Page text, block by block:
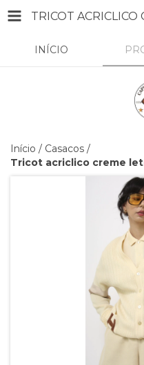
INÍCIO
Início / Casacos /
Tricot acriclico creme